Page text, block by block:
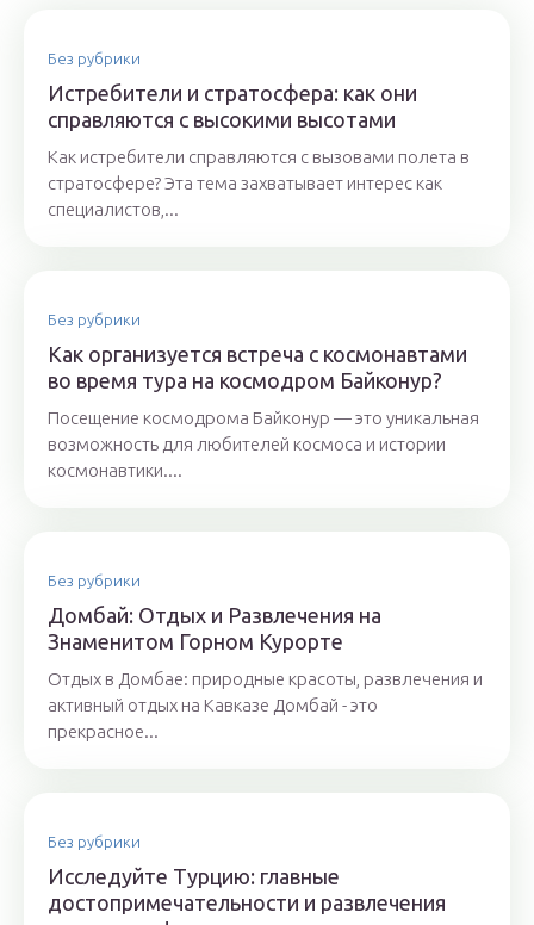
Без рубрики
Истребители и стратосфера: как они
справляются с высокими высотами
Как истребители справляются с вызовами полета в
стратосфере? Эта тема захватывает интерес как
специалистов,...
Без рубрики
Как организуется встреча с космонавтами
во время тура на космодром Байконур?
Посещение космодрома Байконур — это уникальная
возможность для любителей космоса и истории
космонавтики....
Без рубрики
Домбай: Отдых и Развлечения на
Знаменитом Горном Курорте
Отдых в Домбае: природные красоты, развлечения и
активный отдых на Кавказе Домбай - это
прекрасное...
Без рубрики
Исследуйте Турцию: главные
достопримечательности и развлечения